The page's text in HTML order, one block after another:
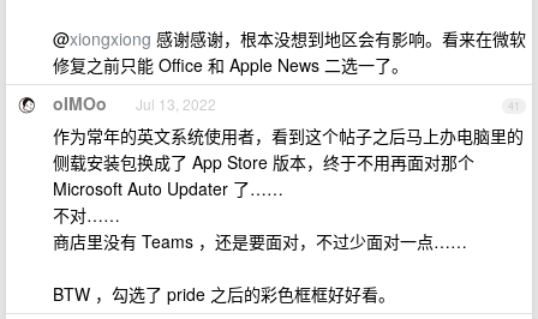
@xiongxiong 感谢感谢，根本没想到地区会有影响。看来在微软
修复之前只能 Office 和 Apple News 二选一了。
41
oIMOo Jul 13, 2022
作为常年的英文系统使用者，看到这个帖子之后马上办电脑里的
侧载安装包换成了 App Store 版本，终于不用再面对那个
Microsoft Auto Updater 了……
不对……
商店里没有 Teams ，还是要面对，不过少面对一点……
BTW ，勾选了 pride 之后的彩色框框好好看。